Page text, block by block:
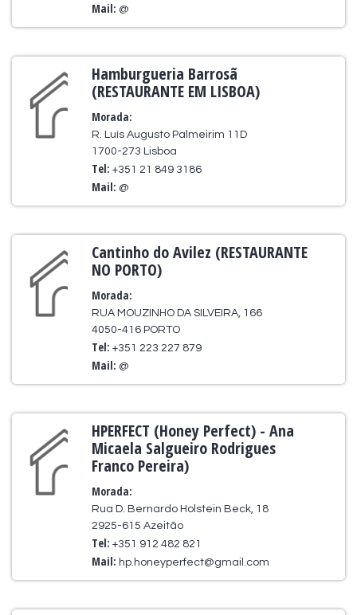
Mail: @
Hamburgueria Barrosã
(RESTAURANTE EM LISBOA)
Morada:
R. Luís Augusto Palmeirim 11D
1700-273 Lisboa
Tel:+351 21 849 3186
Mail: @
Cantinho do Avilez (RESTAURANTE
NO PORTO)
Morada:
RUA MOUZINHO DA SILVEIRA, 166
4050-416 PORTO
Tel:+351 223 227 879
Mail: @
HPERFECT (Honey Perfect) - Ana
Micaela Salgueiro Rodrigues
Franco Pereira)
Morada:
Rua D. Bernardo Holstein Beck, 18
2925-615 Azeitão
Tel:+351 912 482 821
Mail:hp.honeyperfect@gmail.com